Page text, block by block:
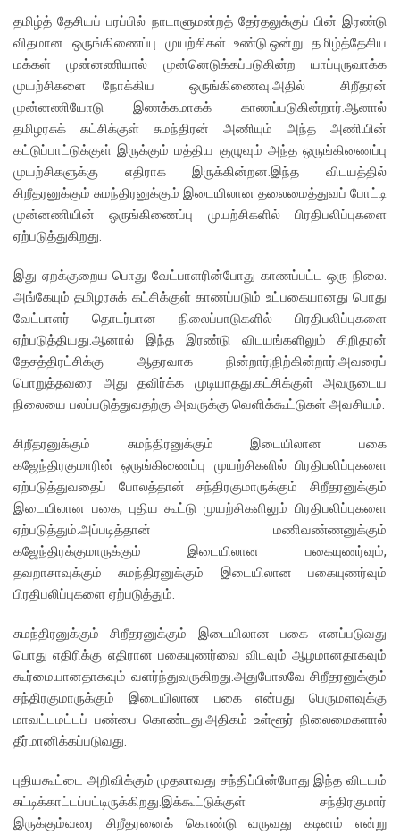
தமிழ்த் தேசியப் பரப்பில் நாடாளுமன்றத் தேர்தலுக்குப் பின் இரண்டு
விதமான ஒருங்கிணைப்பு முயற்சிகள் உண்டு.ஒன்று தமிழ்த்தேசிய
மக்கள் முன்னணியால் முன்னெடுக்கப்படுகின்ற யாப்புருவாக்க
முயற்சிகளை நோக்கிய ஒருங்கிணைவு.அதில் சிறீதரன்
முன்னணியோடு இணக்கமாகக் காணப்படுகின்றார்.ஆனால்
தமிழரசுக் கட்சிக்குள் சுமந்திரன் அணியும் அந்த அணியின்
கட்டுப்பாட்டுக்குள் இருக்கும் மத்திய குழுவும் அந்த ஒருங்கிணைப்பு
முயற்சிகளுக்கு எதிராக இருக்கின்றன.இந்த விடயத்தில்
சிறீதரனுக்கும் சுமந்திரனுக்கும் இடையிலான தலைமைத்துவப் போட்டி
முன்னணியின் ஒருங்கிணைப்பு முயற்சிகளில் பிரதிபலிப்புகளை
ஏற்படுத்துகிறது.
இது ஏறக்குறைய பொது வேட்பாளரின்போது காணப்பட்ட ஒரு நிலை.
அங்கேயும் தமிழரசுக் கட்சிக்குள் காணப்படும் உட்பகையானது பொது
வேட்பாளர் தொடர்பான நிலைப்பாடுகளில் பிரதிபலிப்புகளை
ஏற்படுத்தியது.ஆனால் இந்த இரண்டு விடயங்களிலும் சிறிதரன்
தேசத்திரட்சிக்கு ஆதரவாக நின்றார்;நிற்கின்றார்.அவரைப்
பொறுத்தவரை அது தவிர்க்க முடியாதது.கட்சிக்குள் அவருடைய
நிலையை பலப்படுத்துவதற்கு அவருக்கு வெளிக்கூட்டுகள் அவசியம்.
சிறீதரனுக்கும் சுமந்திரனுக்கும் இடையிலான பகை
கஜேந்திரகுமாரின் ஒருங்கிணைப்பு முயற்சிகளில் பிரதிபலிப்புகளை
ஏற்படுத்துவதைப் போலத்தான் சந்திரகுமாருக்கும் சிறீதரனுக்கும்
இடையிலான பகை, புதிய கூட்டு முயற்சிகளிலும் பிரதிபலிப்புகளை
ஏற்படுத்தும்.அப்படித்தான் மணிவண்ணனுக்கும்
கஜேந்திரக்குமாருக்கும் இடையிலான பகையுணர்வும்,
தவறாசாவுக்கும் சுமந்திரனுக்கும் இடையிலான பகையுணர்வும்
பிரதிபலிப்புகளை ஏற்படுத்தும்.
சுமந்திரனுக்கும் சிறீதரனுக்கும் இடையிலான பகை எனப்படுவது
பொது எதிரிக்கு எதிரான பகையுணர்வை விடவும் ஆழமானதாகவும்
கூர்மையானதாகவும் வளர்ந்துவருகிறது.அதுபோலவே சிறீதரனுக்கும்
சந்திரகுமாருக்கும் இடையிலான பகை என்பது பெருமளவுக்கு
மாவட்டமட்டப் பண்பை கொண்டது.அதிகம் உள்ளூர் நிலைமைகளால்
தீர்மானிக்கப்படுவது.
புதியகூட்டை அறிவிக்கும் முதலாவது சந்திப்பின்போது இந்த விடயம்
சுட்டிக்காட்டப்பட்டிருக்கிறது.இக்கூட்டுக்குள் சந்திரகுமார்
இருக்கும்வரை சிறீதரனைக் கொண்டு வருவது கடினம் என்று